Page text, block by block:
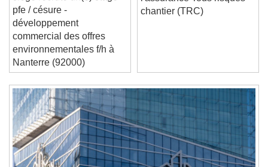
Current Time
/
Duration -:-
Loaded:0%
Stream Type
Seek to live, currently behind liveLIVE
Remaining Time-0:00
1x
Playback Rate
Chapters
Chapters
siège recrute un(e) stage
pfe / césure -
développement
commercial des offres
environnementales f/h à
Nanterre (92000)
l'assurance Tous risques